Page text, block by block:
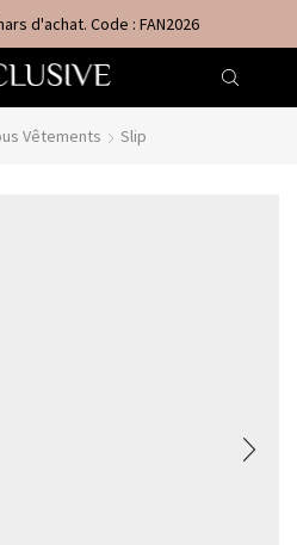
d'achat. Code : FAN2026
Vêtements Slip